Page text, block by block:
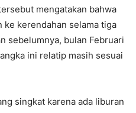
mengatakan bahwa
kerendahan selama tiga
sebelumnya, bulan Februari
ini relatip masih sesuai
singkat karena ada liburan